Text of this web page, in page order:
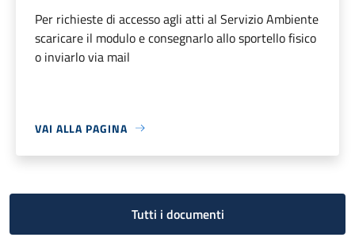
Per richieste di accesso agli atti al Servizio Ambiente
scaricare il modulo e consegnarlo allo sportello fisico
o inviarlo via mail
VAI ALLA PAGINA
Tutti i documenti